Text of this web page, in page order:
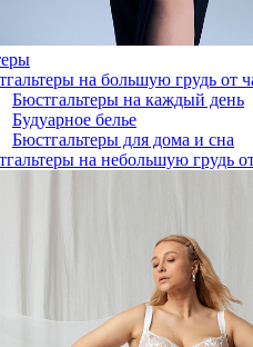
на большую грудь от
Бюстгальтеры на каждый день
Будуарное белье
Бюстгальтеры для дома и сна
на небольшую грудь